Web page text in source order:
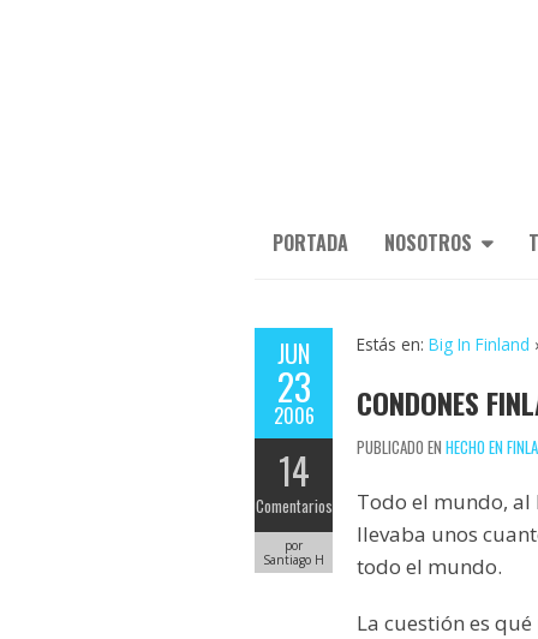
PORTADA NOSOTROS
JUN
23
2006
14
Comentarios
por
Santiago H
Estás en: Big In Finland
CONDONES
PUBLICADO EN HECHO EN
Todo el mundo, al
llevaba unos
todo el mundo.
La cuestión es